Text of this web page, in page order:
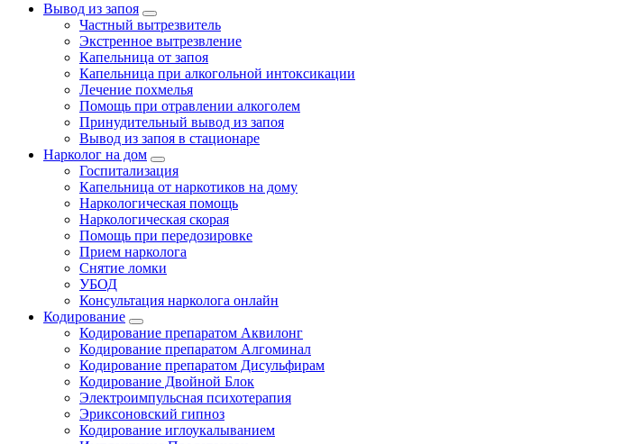
Вывод из запоя
Частный вытрезвитель
Экстренное вытрезвление
Капельница от запоя
Капельница при алкогольной интоксикации
Лечение похмелья
Помощь при отравлении алкоголем
Принудительный вывод из запоя
Вывод из запоя в стационаре
Нарколог на дом
Госпитализация
Капельница от наркотиков на дому
Наркологическая помощь
Наркологическая скорая
Помощь при передозировке
Прием нарколога
Снятие ломки
УБОД
Консультация нарколога онлайн
Кодирование
Кодирование препаратом Аквилонг
Кодирование препаратом Алгоминал
Кодирование препаратом Дисульфирам
Кодирование Двойной Блок
Электроимпульсная психотерапия
Эриксоновский гипноз
Кодирование иглоукалыванием